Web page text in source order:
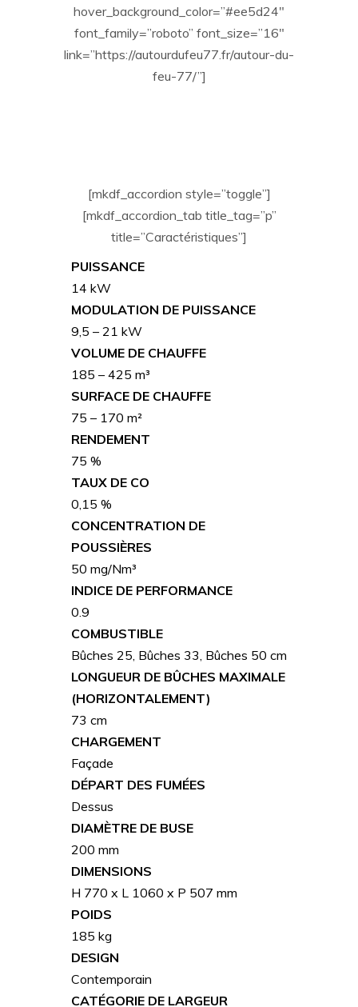
hover_background_color=”#ee5d24″
font_family=”roboto” font_size=”16″
link=”https://autourdufeu77.fr/autour-du-
feu-77/”]
[mkdf_accordion style=”toggle”]
[mkdf_accordion_tab title_tag=”p”
title=”Caractéristiques”]
PUISSANCE
14 kW
MODULATION DE PUISSANCE
9,5 – 21 kW
VOLUME DE CHAUFFE
185 – 425 m³
SURFACE DE CHAUFFE
75 – 170 m²
RENDEMENT
75 %
TAUX DE CO
0,15 %
CONCENTRATION DE
POUSSIÈRES
50 mg/Nm³
INDICE DE PERFORMANCE
0.9
COMBUSTIBLE
Bûches 25, Bûches 33, Bûches 50 cm
LONGUEUR DE BÛCHES MAXIMALE
(HORIZONTALEMENT)
73 cm
CHARGEMENT
Façade
DÉPART DES FUMÉES
Dessus
DIAMÈTRE DE BUSE
200 mm
DIMENSIONS
H 770 x L 1060 x P 507 mm
POIDS
185 kg
DESIGN
Contemporain
CATÉGORIE DE LARGEUR